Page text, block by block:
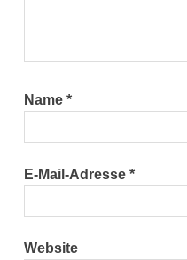
Name*
E-Mail-Adresse*
Website